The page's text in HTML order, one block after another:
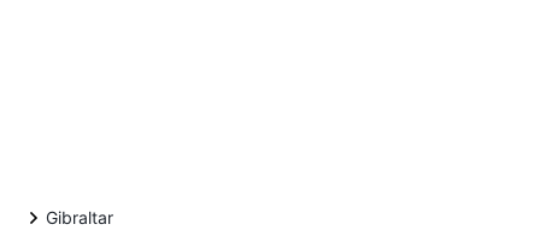
Gibraltar